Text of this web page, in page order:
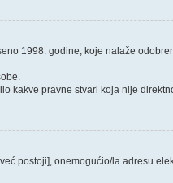
1998. godine, koje nalaže
kakve pravne stvari koja nije
postoji], onemogućio/la adresu